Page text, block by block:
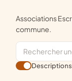
Associations Escrime GIRONDE regroupées par
commune.
Descriptions